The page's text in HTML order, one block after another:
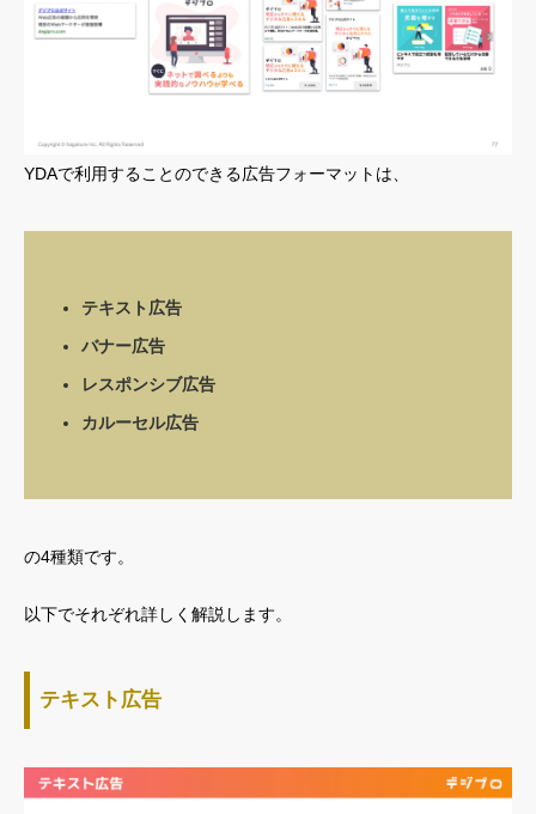
YDAで利用することのできる広告フォーマットは、
テキスト広告
バナー広告
レスポンシブ広告
カルーセル広告
の4種類です。
以下でそれぞれ詳しく解説します。
テキスト広告